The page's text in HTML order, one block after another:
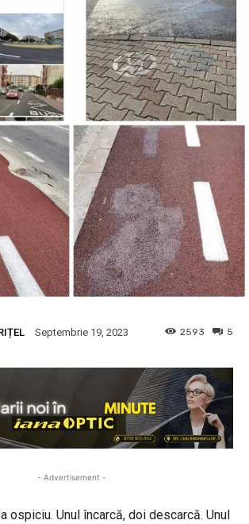
Septembrie 19, 2023 5
2593
- Advertisement -
ospiciu. Unul încarcă, doi descarcă. Unul